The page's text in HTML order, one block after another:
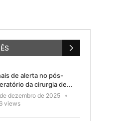
de alerta no pós-
da cirurgia de...
dezembro de 2025
views